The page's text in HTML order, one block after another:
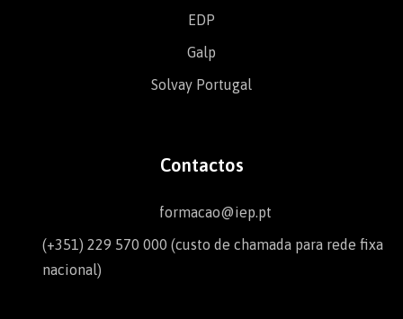
EDP
Galp
Solvay Portugal
Contactos
formacao@iep.pt
(+351) 229 570 000 (custo de chamada para rede fixa
nacional)